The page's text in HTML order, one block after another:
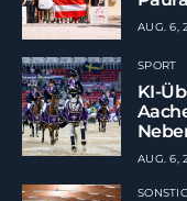
AUG. 6,
SPORT
KI-
AUG. 6,